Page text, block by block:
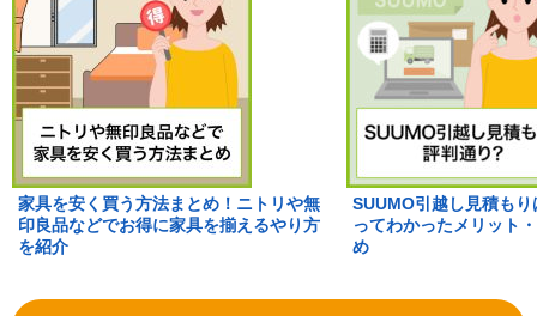
家具を安く買う方法まとめ！ニトリや無
印良品などでお得に家具を揃えるやり方
を紹介
SUUMO引越し見積も
ってわかったメリット
め